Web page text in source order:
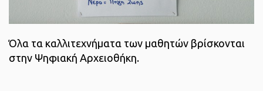
Όλα τα καλλιτεχνήματα των μαθητών βρίσκονται
στην Ψηφιακή Αρχειοθήκη.